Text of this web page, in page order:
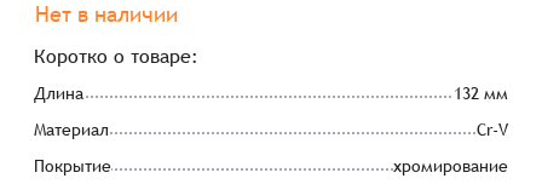
Нет в наличии
Коротко о товаре:
Длина
132 мм
Материал
Cr-V
Покрытие
хромирование